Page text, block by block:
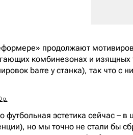
продолжают
комбинезонах и изящных
barre у станка), так что с
р.
футбольная эстетика сейчас –
но мы точно не стали бы